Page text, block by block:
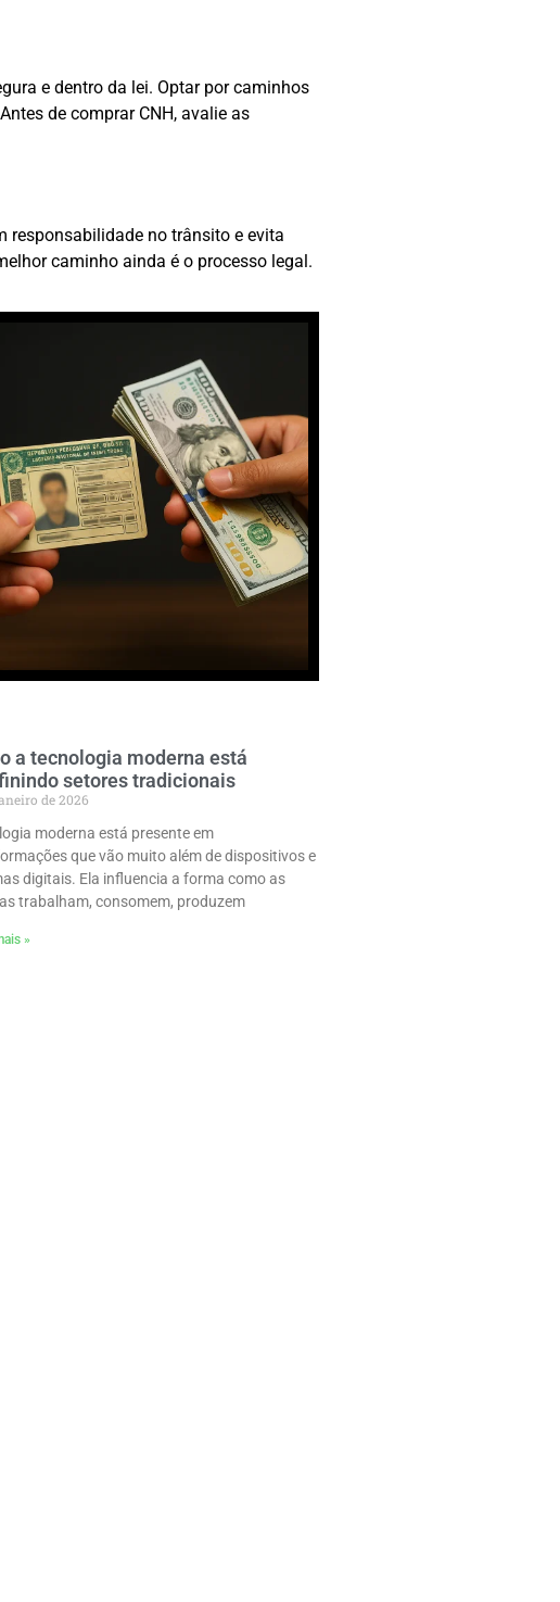
e dentro da lei. Optar por caminhos
de comprar CNH, avalie as
responsabilidade no trânsito e evita
caminho ainda é o processo legal.
a tecnologia moderna está
setores tradicionais
de 2026
moderna está presente em
que vão muito além de dispositivos e
digitais. Ela influencia a forma como as
trabalham, consomem, produzem
»